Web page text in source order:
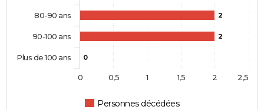
2
2
0
Personnes décédées
80-90 ans
90-100 ans
Plus de 100 ans
0 0,5 1 1,5 2 2,5